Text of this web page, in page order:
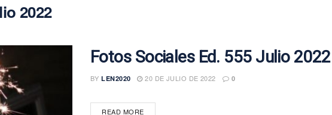
2022
Fotos Sociales Ed. 555 Julio 2022
BY LEN2020 20 DE JULIO DE 2022 0
READ MOREDETAILS